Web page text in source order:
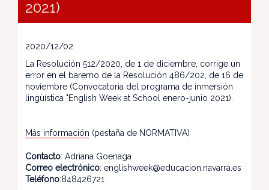
2021)
2020/12/02
La Resolución 512/2020, de 1 de diciembre, corrige un
error en el baremo de la Resolución 486/202, de 16 de
noviembre (Convocatoria del programa de inmersión
lingüística "English Week at School enero-junio 2021).
Más información (pestaña de NORMATIVA)
Contacto: Adriana Goenaga
Correo electrónico: englishweek@educacion.navarra.es
Teléfono:848426721